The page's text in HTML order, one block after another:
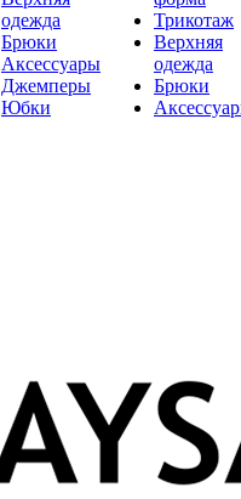
одежда
Брюки
Аксессуары
Джемперы
Юбки
Трикотаж
Верхняя
одежда
Брюки